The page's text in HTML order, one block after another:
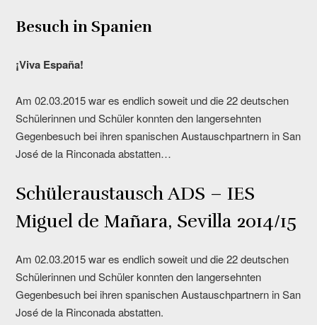
Besuch in Spanien
¡Viva España!
Am 02.03.2015 war es endlich soweit und die 22 deutschen
Schülerinnen und Schüler konnten den langersehnten
Gegenbesuch bei ihren spanischen Austauschpartnern in San
José de la Rinconada abstatten…
Schüleraustausch ADS – IES
Miguel de Mañara, Sevilla 2014/15
Am 02.03.2015 war es endlich soweit und die 22 deutschen
Schülerinnen und Schüler konnten den langersehnten
Gegenbesuch bei ihren spanischen Austauschpartnern in San
José de la Rinconada abstatten.